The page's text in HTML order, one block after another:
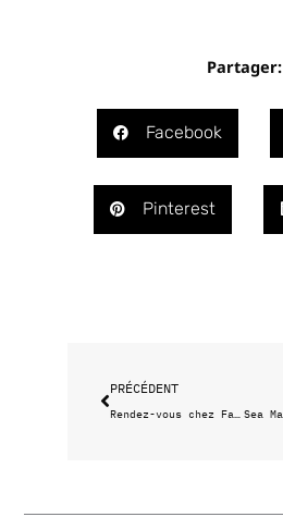
Partager:
Facebook
Pinterest
PRÉCÉDENT
Rendez-vous chez Fare l’amore pour la Saint-Valentin